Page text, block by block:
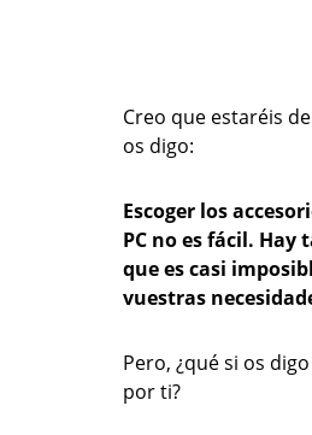
Creo que estaréis
os digo:
Escoger los
PC no es fácil.
que es casi
vuestras
Pero, ¿qué si os
por ti?